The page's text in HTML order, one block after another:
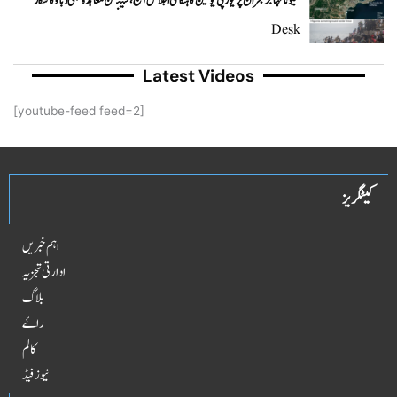
Desk
Latest Videos
[youtube-feed feed=2]
کیٹگریز
اہم خبریں
ادارتی تجزیہ
بلاگ
راۓ
کالم
نیوز فیڈ